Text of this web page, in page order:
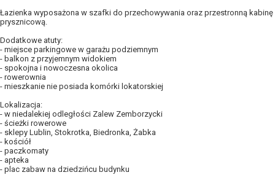
Łazienka wyposażona w szafki do przechowywania oraz przestronną kabinę
prysznicową.
Dodatkowe atuty:
- miejsce parkingowe w garażu podziemnym
- balkon z przyjemnym widokiem
- spokojna i nowoczesna okolica
- rowerownia
- mieszkanie nie posiada komórki lokatorskiej
Lokalizacja:
- w niedalekiej odległości Zalew Zemborzycki
- ścieżki rowerowe
- sklepy Lublin, Stokrotka, Biedronka, Żabka
- kościół
- paczkomaty
- apteka
- plac zabaw na dziedzińcu budynku